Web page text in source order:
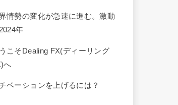
情勢の変化が急速に進む。激動
年
こそDealing FX(ディーリング
へ
ベーションを上げるには？